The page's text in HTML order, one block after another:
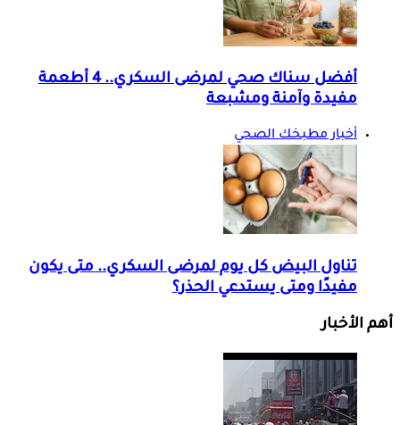
أفضل سناك صحي لمرضى السكري.. 4 أطعمة
مفيدة وآمنة ومشبعة
أخبار مطبخك الصحي
تناول البيض كل يوم لمرضى السكري.. متى يكون
مفيدًا ومتى يستدعي الحذر؟
أهم الأخبار